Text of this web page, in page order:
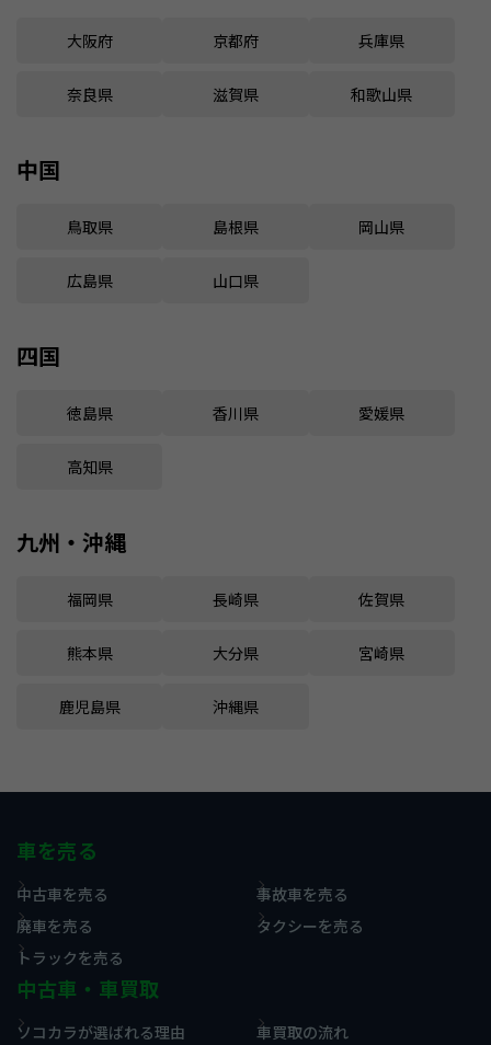
大阪府 京都府 兵庫県
奈良県 滋賀県 和歌山県
中国
鳥取県 島根県 岡山県
広島県 山口県
四国
徳島県 香川県 愛媛県
高知県
九州・沖縄
福岡県 長崎県 佐賀県
熊本県 大分県 宮崎県
鹿児島県 沖縄県
車を売る
中古車を売る
事故車を売る
廃車を売る
タクシーを売る
トラックを売る
中古車・車買取
ソコカラが選ばれる理由
車買取の流れ